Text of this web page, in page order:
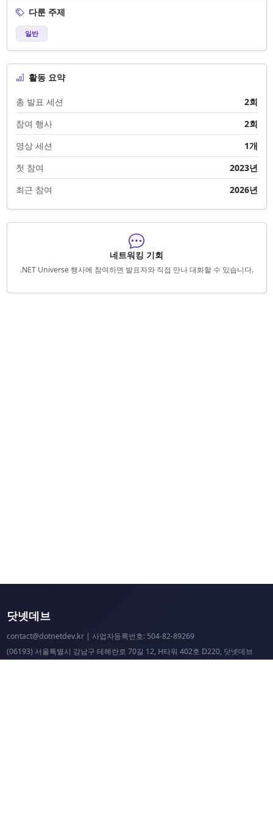
다룬 주제
일반
활동 요약
총 발표 세션
2회
참여 행사
2회
영상 세션
1개
첫 참여
2023년
최근 참여
2026년
네트워킹 기회
.NET Universe 행사에 참여하면 발표자와 직접 만나 대화할 수 있습니다.
닷넷데브
contact@dotnetdev.kr| 사업자등록번호: 504-82-89269
(06193) 서울특별시 강남구 테헤란로 70길 12, H타워 402호 D220, 닷넷데브